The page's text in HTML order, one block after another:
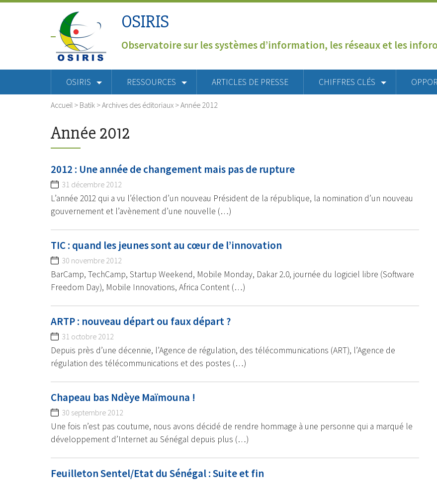
OSIRIS
Observatoire sur les systèmes d’information, les réseaux et les
OSIRIS RESSOURCES ARTICLES DE PRESSE CHIFFRES CLÉS
Accueil > Batik >Archives des éditoriaux >Année 2012
Année 2012
2012 : Une année de changement mais pas de rupture
31 décembre 2012
L’année 2012 qui a vu l’élection d’un nouveau Président de la république, la nomination d’un nouveau
gouvernement et l’avènement d’une nouvelle (…)
TIC : quand les jeunes sont au cœur de l’innovation
30 novembre 2012
BarCamp, TechCamp, Startup Weekend, Mobile Monday, Dakar 2.0, journée du logiciel libre (Software
Freedom Day), Mobile Innovations, Africa Content (…)
ARTP : nouveau départ ou faux départ ?
31 octobre 2012
Depuis près d’une décennie, l’Agence de régulation, des télécommunications (ART), l’Agence de
régulation des télécommunications et des postes (…)
Chapeau bas Ndèye Maïmouna !
30 septembre 2012
Une fois n’est pas coutume, nous avons décidé de rendre hommage à une personne qui a marqué le
développement d’Internet au Sénégal depuis plus (…)
Feuilleton Sentel/Etat du Sénégal : Suite et fin